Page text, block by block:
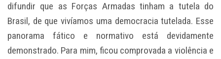
difundir que as Forças Armadas tinham a tutela do
Brasil, de que vivíamos uma democracia tutelada. Esse
panorama fático e normativo está devidamente
demonstrado. Para mim, ficou comprovada a violência e